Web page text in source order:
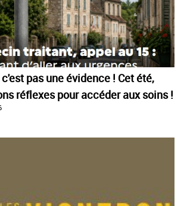
pas une évidence ! Cet été,
réflexes pour accéder aux soins !